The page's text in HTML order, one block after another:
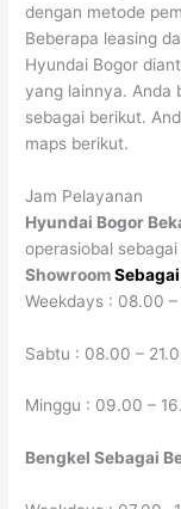
dengan metode
Beberapa leasing
Hyundai Bogor
yang lainnya. Anda
sebagai berikut.
maps berikut.
Jam Pelayanan
Hyundai Bogor
operasiobal
Showroom
Weekdays : 08.00 –
Sabtu : 08.00 –
Minggu : 09.00 –
Bengkel Sebagai